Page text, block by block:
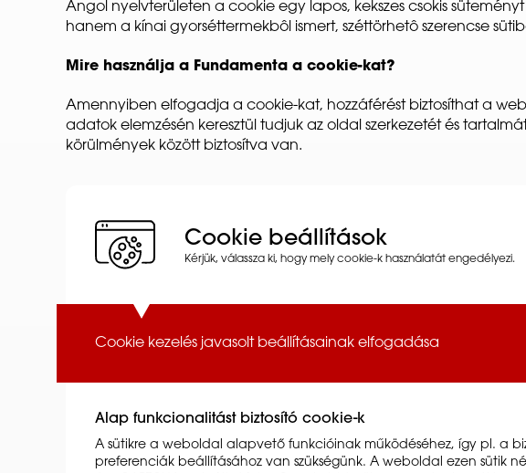
Angol nyelvterületen a cookie egy lapos, kekszes csokis
hanem a kínai gyorséttermekbôl ismert, széttörhetô szerencse
Mire használja a Fundamenta a cookie-kat?
Amennyiben elfogadja a cookie-kat, hozzáférést biztosíthat a
adatok elemzésén keresztül tudjuk az oldal szerkezetét és
körülmények között biztosítva van.
Cookie beállítások
Kérjük, válassza ki, hogy mely cookie-k használatát engedélyezi.
Cookie kezelés javasolt beállításainak elfogadása
Alap funkcionalitást biztosító cookie-k
A sütikre a weboldal alapvető funkcióinak működéséhez, így pl. a
preferenciák beállításához van szükségünk. A weboldal ezen sütik